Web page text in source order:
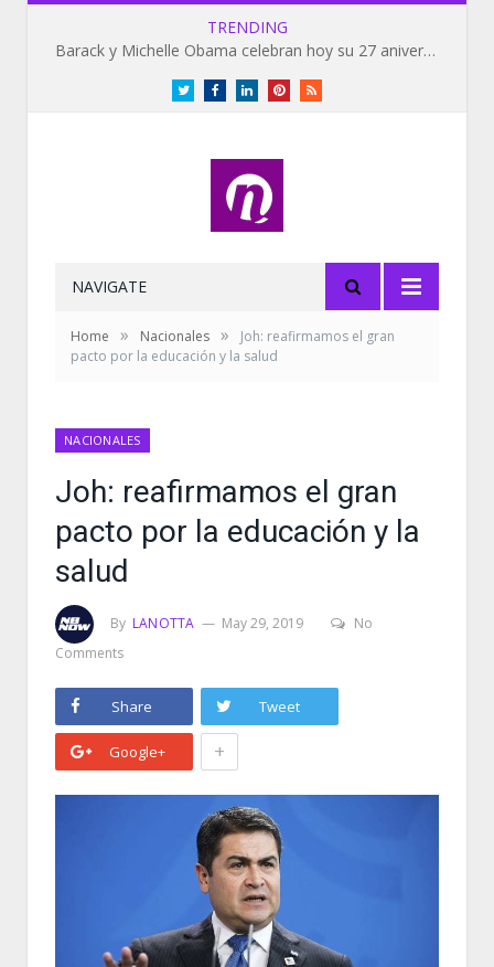
TRENDING
Barack y Michelle Obama celebran hoy su 27 aniversario de bodas
TwitterFacebookLinkedInPinterestRSS
NAVIGATE
Home » Nacionales »
Joh: reafirmamos el gran
pacto por la educación y la salud
NACIONALES
Joh: reafirmamos el gran
pacto por la educación y la
salud
By LANOTTA May 29, 2019
No
Comments
Share Tweet
Google+ +